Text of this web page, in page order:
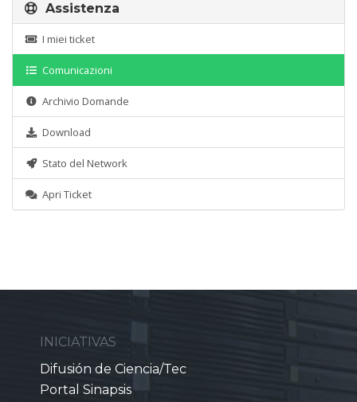
Assistenza
I miei ticket
Comunicazioni
Archivio Domande
Download
Stato del Network
Apri Ticket
INICIATIVAS
Difusión de Ciencia/Tec
Portal Sinapsis